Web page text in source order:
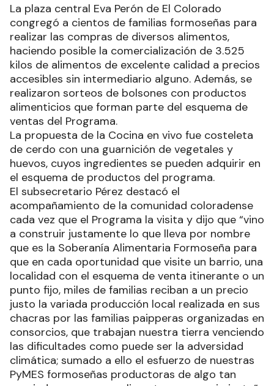
La plaza central Eva Perón de El Colorado
congregó a cientos de familias formoseñas para
realizar las compras de diversos alimentos,
haciendo posible la comercialización de 3.525
kilos de alimentos de excelente calidad a precios
accesibles sin intermediario alguno. Además, se
realizaron sorteos de bolsones con productos
alimenticios que forman parte del esquema de
ventas del Programa.
La propuesta de la Cocina en vivo fue costeleta
de cerdo con una guarnición de vegetales y
huevos, cuyos ingredientes se pueden adquirir en
el esquema de productos del programa.
El subsecretario Pérez destacó el
acompañamiento de la comunidad coloradense
cada vez que el Programa la visita y dijo que “vino
a construir justamente lo que lleva por nombre
que es la Soberanía Alimentaria Formoseña para
que en cada oportunidad que visite un barrio, una
localidad con el esquema de venta itinerante o un
punto fijo, miles de familias reciban a un precio
justo la variada producción local realizada en sus
chacras por las familias paipperas organizadas en
consorcios, que trabajan nuestra tierra venciendo
las dificultades como puede ser la adversidad
climática; sumado a ello el esfuerzo de nuestras
PyMES formoseñas productoras de algo tan